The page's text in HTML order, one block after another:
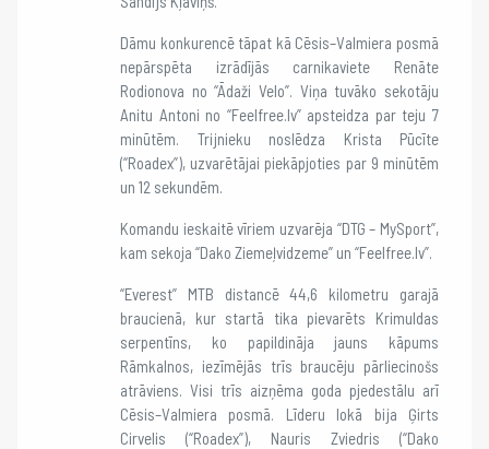
Dāmu konkurencē tāpat kā Cēsis–Valmiera posmā
nepārspēta izrādījās carnikaviete Renāte
Rodionova no “Ādaži Velo”. Viņa tuvāko sekotāju
Anitu Antoni no “Feelfree.lv” apsteidza par teju 7
minūtēm. Trijnieku noslēdza Krista Pūcīte
(“Roadex”), uzvarētājai piekāpjoties par 9 minūtēm
un 12 sekundēm.
Komandu ieskaitē vīriem uzvarēja “DTG – MySport”,
kam sekoja “Dako Ziemeļvidzeme” un “Feelfree.lv”.
“Everest” MTB distancē 44,6 kilometru garajā
braucienā, kur startā tika pievarēts Krimuldas
serpentīns, ko papildināja jauns kāpums
Rāmkalnos, iezīmējās trīs braucēju pārliecinošs
atrāviens. Visi trīs aizņēma goda pjedestālu arī
Cēsis–Valmiera posmā. Līderu lokā bija Ģirts
Cirvelis (“Roadex”), Nauris Zviedris (“Dako